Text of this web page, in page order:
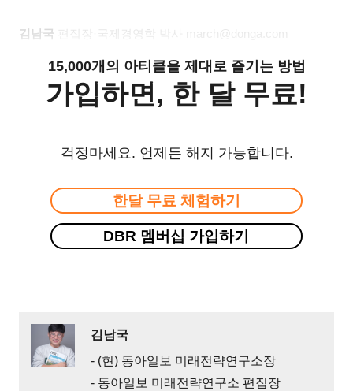
김남국 편집장·국제경영학 박사
15,000개의 아티클을 제대로 즐기는 방법
가입하면, 한 달 무료!
걱정마세요. 언제든 해지 가능합니다.
한달 무료 체험하기
DBR 멤버십 가입하기
김남국
- (현) 동아일보 미래전략연구소장
- 동아일보 미래전략연구소 편집장